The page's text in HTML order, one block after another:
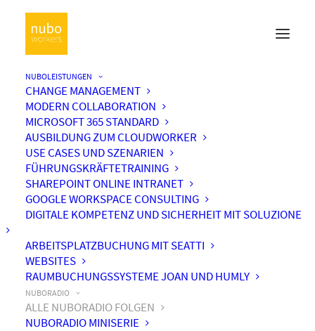
NUBOLEISTUNGEN
CHANGE MANAGEMENT
MODERN COLLABORATION
MICROSOFT 365 STANDARD
AUSBILDUNG ZUM CLOUDWORKER
USE CASES UND SZENARIEN
FÜHRUNGSKRÄFTETRAINING
SHAREPOINT ONLINE INTRANET
GOOGLE WORKSPACE CONSULTING
DIGITALE KOMPETENZ UND SICHERHEIT MIT SOLUZIONE
ARBEITSPLATZBUCHUNG MIT SEATTI
WEBSITES
RAUMBUCHUNGSSYSTEME JOAN UND HUMLY
NUBORADIO
ALLE NUBORADIO FOLGEN
NUBORADIO MINISERIE